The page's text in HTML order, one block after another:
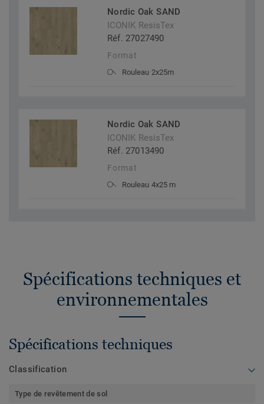
Nordic Oak SAND
ICONIK ResisTex
Réf. 27027490
Format
Rouleau 2x25m
Nordic Oak SAND
ICONIK ResisTex
Réf. 27013490
Format
Rouleau 4x25 m
Spécifications techniques et
environnementales
Spécifications techniques
Classification
Type de revêtement de sol